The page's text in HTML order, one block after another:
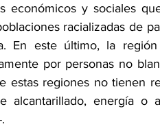
económicos y sociales
racializadas de
En este último, la
por personas no
estas regiones no tienen
alcantarillado, energía o